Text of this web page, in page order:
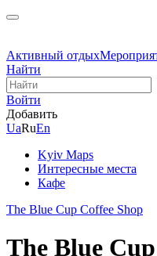
Активный отдых
Найти
Войти
Добавить
UaRuEn
Kyiv Maps
Интересные места
Кафе
The Blue Cup Coffee Shop
The Blue